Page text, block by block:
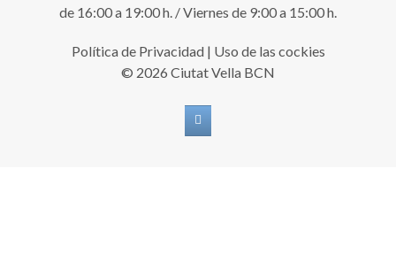
de 16:00 a 19:00 h. / Viernes de 9:00 a 15:00 h.
Política de Privacidad| Uso de las cockies
© 2026 Ciutat Vella BCN